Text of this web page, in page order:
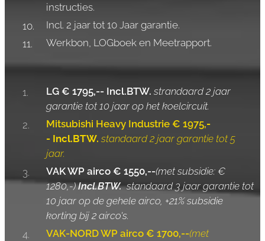
instructies.
Incl. 2 jaar tot 10 Jaar garantie.
Werkbon, LOGboek en Meetrapport.
LG € 1795,-- Incl.BTW. strandaard 2 jaar
garantie tot 10 jaar op het koelcircuit.
Mitsubishi Heavy Industrie € 1975,-
- Incl.BTW. standaard 2 jaar garantie tot 5
jaar.
VAK WP airco € 1550,--(met subsidie: €
1280,-) Incl.BTW.standaard 3 jaar garantie tot
10 jaar op de gehele airco, +21% subsidie
korting bij 2 airco's.
VAK-NORD WP airco € 1700,--(met